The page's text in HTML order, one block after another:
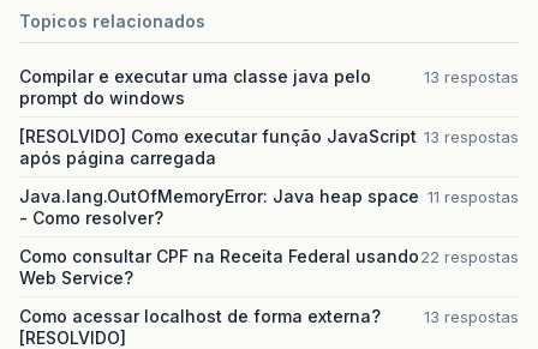
Topicos relacionados
Compilar e executar uma classe java pelo
prompt do windows
13 respostas
[RESOLVIDO] Como executar função JavaScript
após página carregada
13 respostas
Java.lang.OutOfMemoryError: Java heap space
- Como resolver?
11 respostas
Como consultar CPF na Receita Federal usando
Web Service?
22 respostas
Como acessar localhost de forma externa?
[RESOLVIDO]
13 respostas